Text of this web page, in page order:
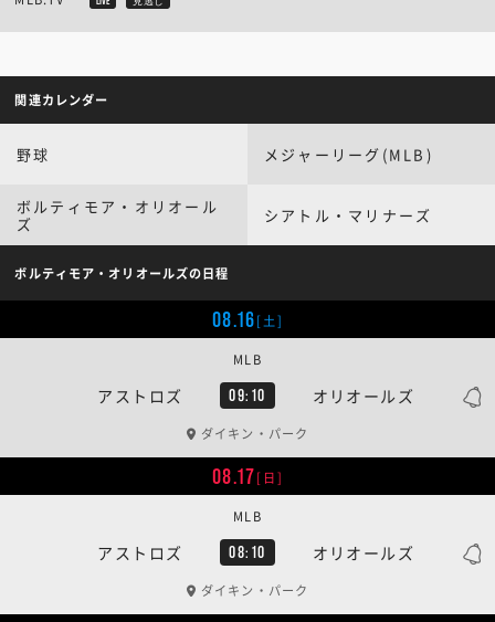
関連カレンダー
野球 メジャーリーグ(MLB)
ボルティモア・オリオール
ズ
シアトル・マリナーズ
ボルティモア・オリオールズの日程
08.16[土]
アストロズ 09:10 オリオールズ
MLB
ダイキン・パーク
08.17[日]
アストロズ 08:10 オリオールズ
MLB
ダイキン・パーク